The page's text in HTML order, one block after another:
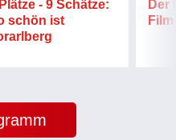
- 9 Schätze:
schön ist
Der
Film